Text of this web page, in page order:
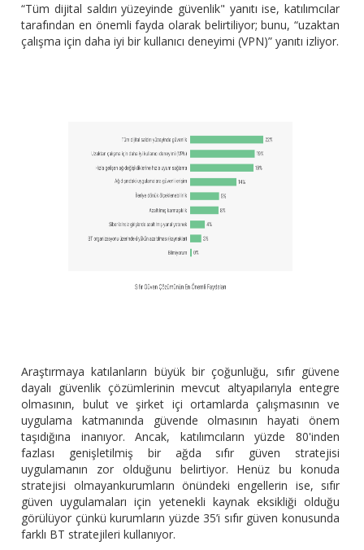
“Tüm dijital saldırı yüzeyinde güvenlik" yanıtı ise, katılımcılar
tarafından en önemli fayda olarak belirtiliyor; bunu, “uzaktan
çalışma için daha iyi bir kullanıcı deneyimi (VPN)” yanıtı izliyor.
Araştırmaya katılanların büyük bir çoğunluğu, sıfır güvene
dayalı güvenlik çözümlerinin mevcut altyapılarıyla entegre
olmasının, bulut ve şirket içi ortamlarda çalışmasının ve
uygulama katmanında güvende olmasının hayati önem
taşıdığına inanıyor. Ancak, katılımcıların yüzde 80'inden
fazlası genişletilmiş bir ağda sıfır güven stratejisi
uygulamanın zor olduğunu belirtiyor. Henüz bu konuda
stratejisi olmayankurumların önündeki engellerin ise, sıfır
güven uygulamaları için yetenekli kaynak eksikliği olduğu
görülüyor çünkü kurumların yüzde 35’i sıfır güven konusunda
farklı BT stratejileri kullanıyor.